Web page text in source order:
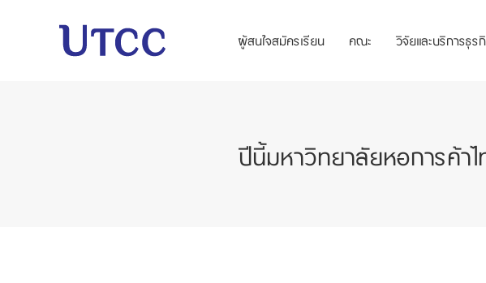
ผู้สนใจสมัครเรียน คณะ วิจัยและบริการธุร
ปีนี้มหาวิทยาลัยหอการค้